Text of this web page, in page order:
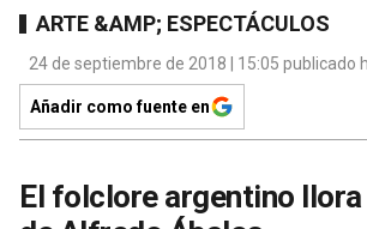
ARTE &AMP; ESPECTÁCULOS
24 de septiembre de 2018 | 15:05 publicado
Añadir como fuente en
El folclore argentino